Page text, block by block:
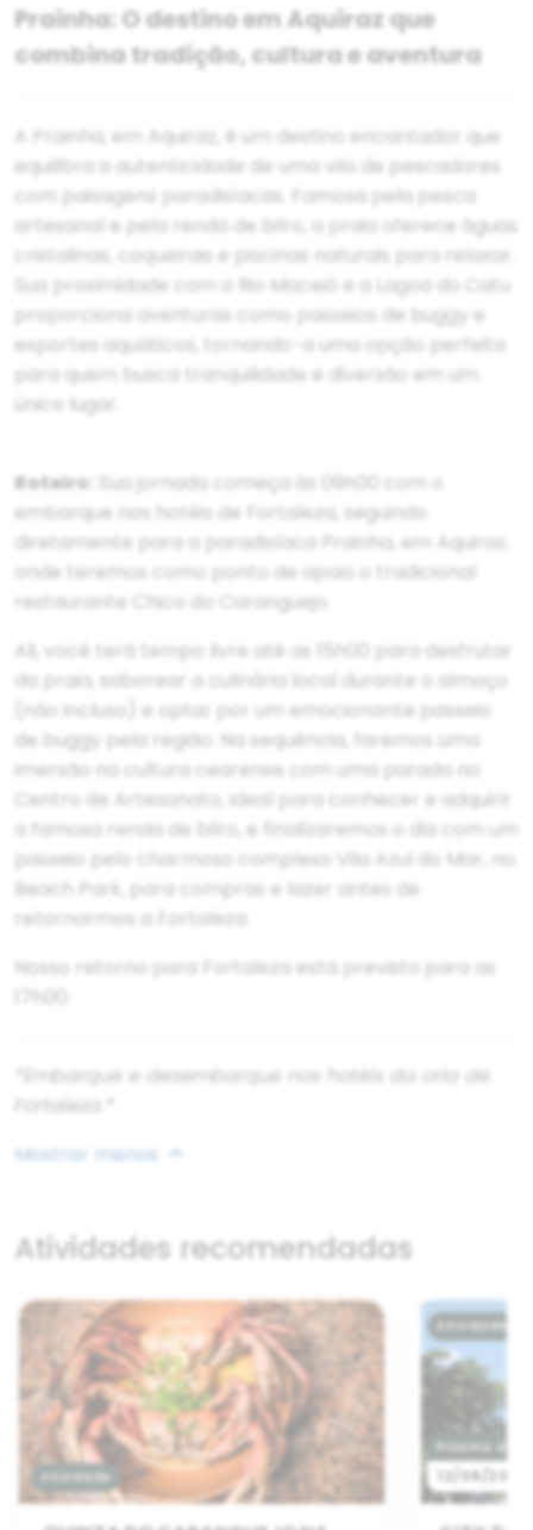
Prainha: O destino em Aquiraz que
combina tradição, cultura e aventura
A Prainha, em Aquiraz, é um destino encantador que
equilibra a autenticidade de uma vila de pescadores
com paisagens paradisíacas. Famosa pela pesca
artesanal e pela renda de bilro, a praia oferece águas
cristalinas, coqueirais e piscinas naturais para relaxar.
Sua proximidade com o Rio Maceió e a Lagoa do Catu
proporciona aventuras como passeios de buggy e
esportes aquáticos, tornando-a uma opção perfeita
para quem busca tranquilidade e diversão em um
único lugar.
Roteiro:
Sua jornada começa às 09h00 com o
embarque nos hotéis de Fortaleza, seguindo
diretamente para a paradisíaca Prainha, em Aquiraz,
onde teremos como ponto de apoio o tradicional
restaurante Chico do Caranguejo.
Ali, você terá tempo livre até as 15h00 para desfrutar
da praia, saborear a culinária local durante o almoço
(não incluso) e optar por um emocionante passeio
de buggy pela região. Na sequência, faremos uma
imersão na cultura cearense com uma parada no
Centro de Artesanato, ideal para conhecer e adquirir
a famosa renda de bilro, e finalizaremos o dia com um
passeio pelo charmoso complexo Vila Azul do Mar, no
Beach Park, para compras e lazer antes de
retornarmos a Fortaleza.
Nosso retorno para Fortaleza está previsto para as
17h00.
*Embarque e desembarque nos hotéis da orla de
Fortaleza.*
Mostrar menos
Atividades recomendadas
Atividade
Atividade
Próxima
12/08/2026